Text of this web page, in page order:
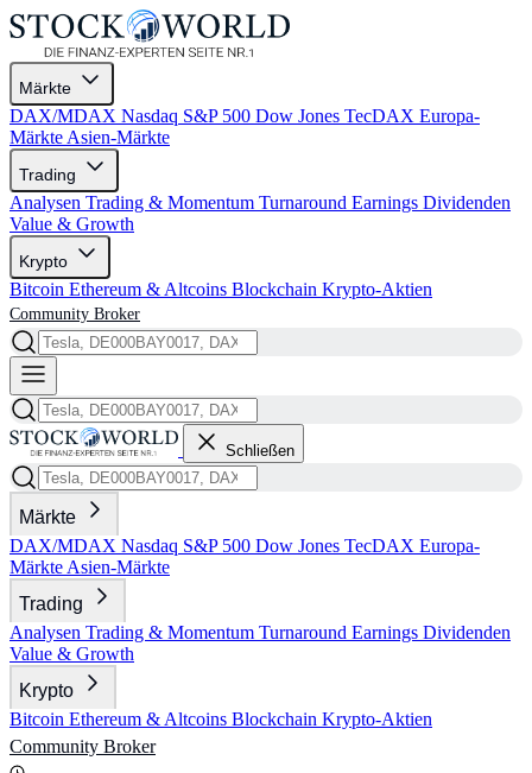
Märkte
DAX/MDAX Nasdaq S&P 500 Dow Jones TecDAX Europa-
Märkte Asien-Märkte
Trading
Analysen Trading & Momentum Turnaround Earnings Dividenden
Value & Growth
Krypto
Bitcoin Ethereum & Altcoins Blockchain Krypto-Aktien
Community Broker
Schließen
Märkte
DAX/MDAX Nasdaq S&P 500 Dow Jones TecDAX Europa-
Märkte Asien-Märkte
Trading
Analysen Trading & Momentum Turnaround Earnings Dividenden
Value & Growth
Krypto
Bitcoin Ethereum & Altcoins Blockchain Krypto-Aktien
Community Broker